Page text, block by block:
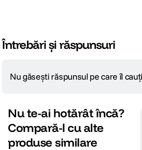
Întrebări și răspunsuri
Nu găsești răspunsul pe care îl
Nu te-ai hotărât încă?
Compară-l cu alte
produse similare